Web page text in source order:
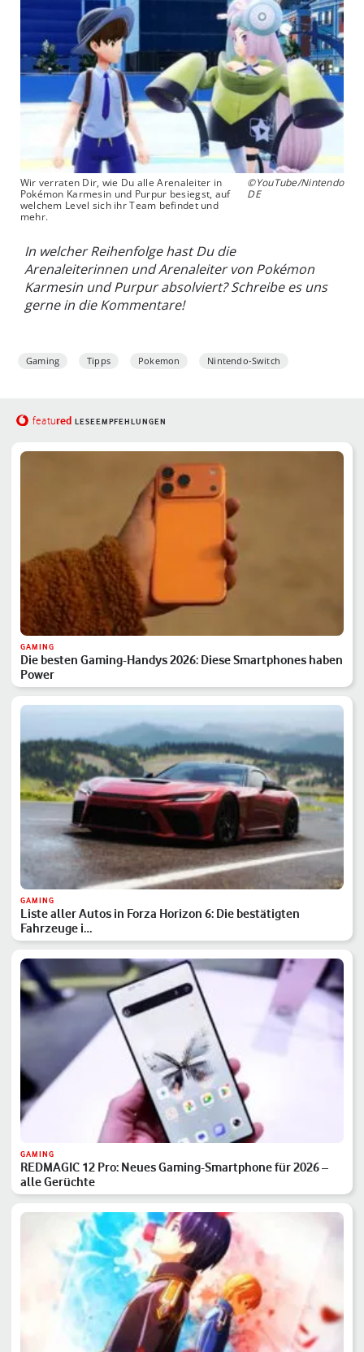
Wir verraten Dir, wie Du alle Arenaleiter in
Pokémon Karmesin und Purpur besiegst, auf
welchem Level sich ihr Team befindet und
mehr.
©YouTube/Nintendo
DE
In welcher Reihenfolge hast Du die
Arenaleiterinnen und Arenaleiter von Pokémon
Karmesin und Purpur absolviert? Schreibe es uns
gerne in die Kommentare!
Gaming Tipps Pokemon Nintendo-Switch
featured LESEEMPFEHLUNGEN
GAMING
Die besten Gaming-Handys 2026: Diese Smartphones haben
Power
GAMING
Liste aller Autos in Forza Horizon 6: Die bestätigten
Fahrzeuge i…
GAMING
REDMAGIC 12 Pro: Neues Gaming-Smartphone für 2026 –
alle Gerüchte